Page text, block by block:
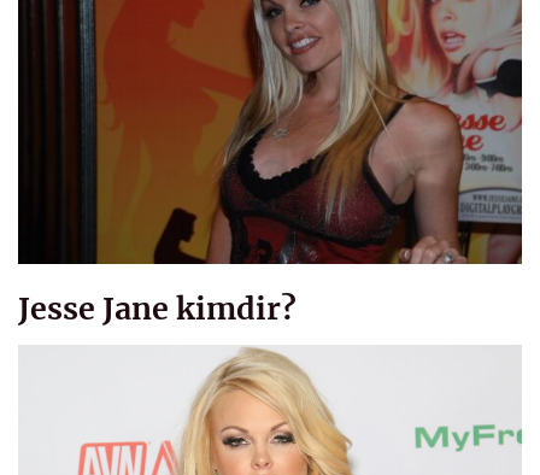
Jesse Jane kimdir?